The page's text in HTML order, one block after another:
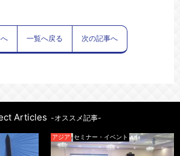
一覧へ戻る 次の記事へ
Articles -オススメ記事-
アジア セミナー・イベント